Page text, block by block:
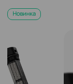
Новинка